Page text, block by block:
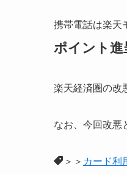
携帯電話は楽天
ポイント進
楽天経済圏の改
なお、今回改悪
＞＞ カード利